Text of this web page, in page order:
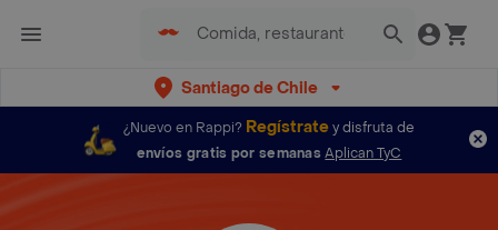
Santiago de Chile
¿Nuevo en Rappi? Regístratey disfruta de
envíos gratis por semanas Aplican TyC